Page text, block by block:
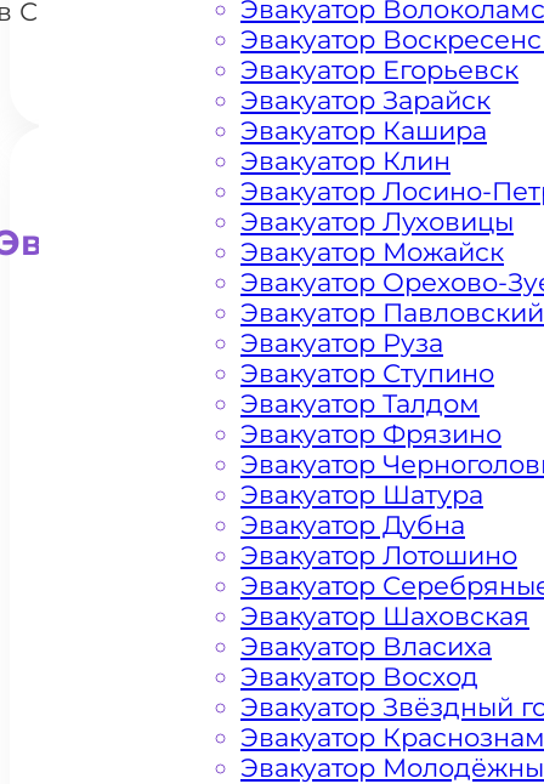
Серпухове
для
Эвакуатор
Эвакуатор
Эвакуатор Егорьевск
Эвакуатор Зарайск
Эвакуатор Кашира
Эвакуатор Клин
Эвакуатор Лосино-
Эвакуатор Луховицы
Эвакуатор Можайск
Эвакуатор Орехово-
Эвакуатор
Эвакуатор Руза
Эвакуатор Ступино
Эвакуатор Талдом
Эвакуатор Фрязино
Эвакуатор
Эвакуатор Шатура
Эвакуатор Дубна
Эвакуатор Лотошино
Эвакуатор
Эвакуатор Шаховская
Эвакуатор Власиха
Эвакуатор Восход
Эвакуатор Звёздный
Эвакуатор
Эвакуатор